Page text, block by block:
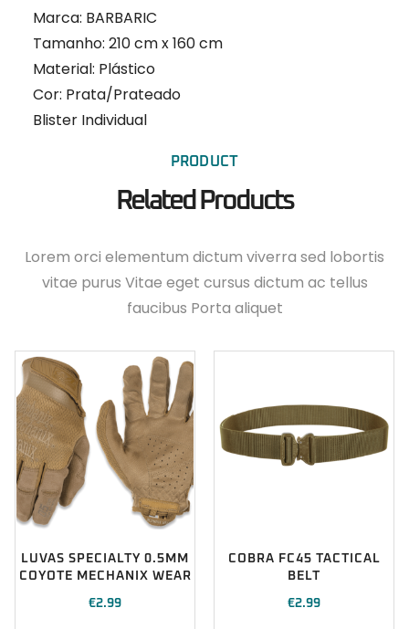
Marca: BARBARIC
Tamanho: 210 cm x 160 cm
Material: Plástico
Cor: Prata/Prateado
Blister Individual
PRODUCT
Related Products
Lorem orci elementum dictum viverra sed lobortis
vitae purus Vitae eget cursus dictum ac tellus
faucibus Porta aliquet
LUVAS SPECIALTY 0.5MM
COYOTE MECHANIX WEAR
€2.99
COBRA FC45 TACTICAL
BELT
€2.99